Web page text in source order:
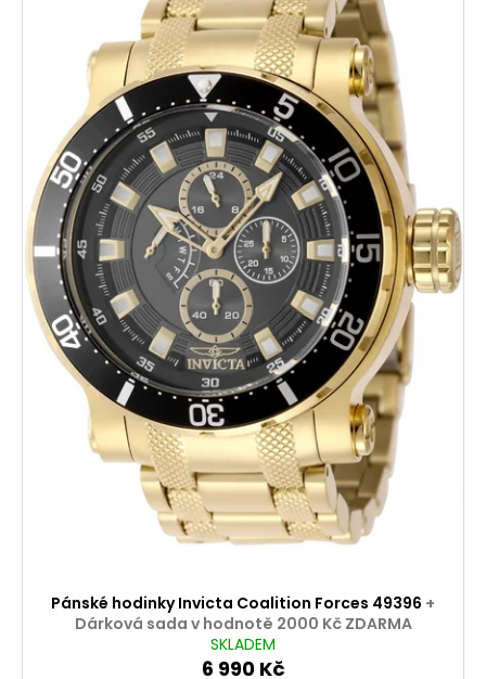
Pánské hodinky Invicta Coalition Forces 49396 +
Dárková sada v hodnotě 2000 Kč ZDARMA
SKLADEM
6 990 Kč